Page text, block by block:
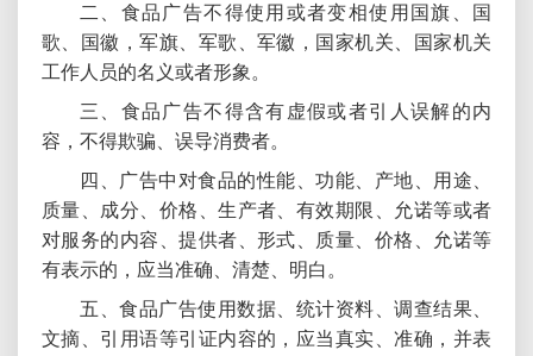
二、食品广告不得使用或者变相使用国旗、国
歌、国徽，军旗、军歌、军徽，国家机关、国家机关
工作人员的名义或者形象。
三、食品广告不得含有虚假或者引人误解的内
容，不得欺骗、误导消费者。
四、广告中对食品的性能、功能、产地、用途、
质量、成分、价格、生产者、有效期限、允诺等或者
对服务的内容、提供者、形式、质量、价格、允诺等
有表示的，应当准确、清楚、明白。
五、食品广告使用数据、统计资料、调查结果、
文摘、引用语等引证内容的，应当真实、准确，并表